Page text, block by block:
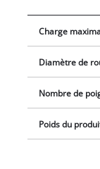
la poignée
caoutchoutées (Ø
n’importe quel
permet de porter
pour les sortir du
peuvent être
Charge
Diamètre de
Nombre de
Poids du